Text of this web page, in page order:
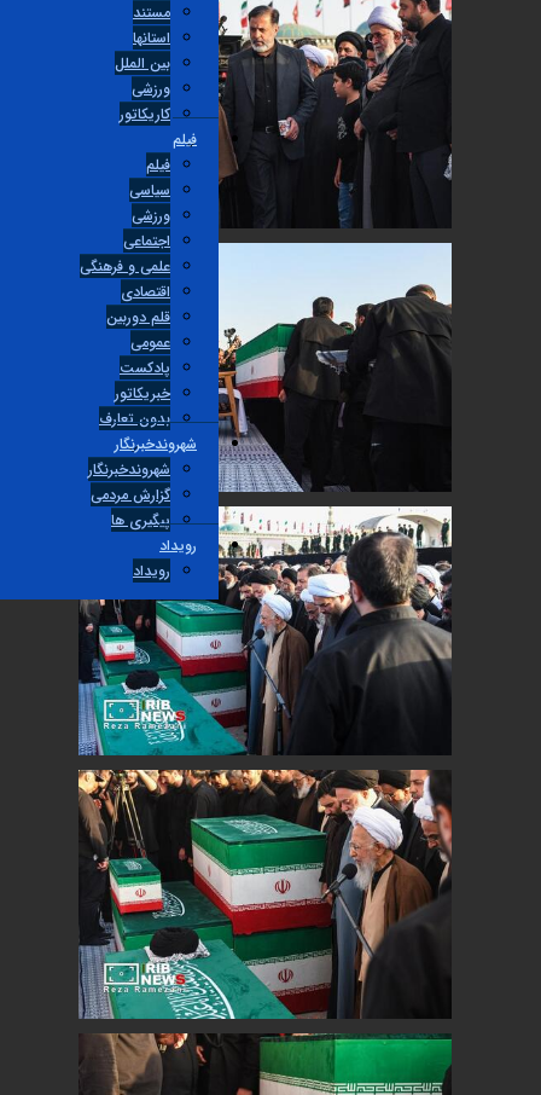
مستند
استانها
بین الملل
ورزشی
کاریکاتور
فیلم
سیاسی
ورزشی
اجتماعی
علمی و فرهنگی
اقتصادی
قلم دوربین
عمومی
پادکست
خبریکاتور
بدون تعارف
شهروندخبرنگار
شهروندخبرنگار
گزارش مردمی
پیگیری ها
رویداد
رویداد